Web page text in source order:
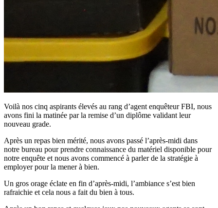
Voilà nos cinq aspirants élevés au rang d’agent enquêteur FBI, nous
avons fini la matinée par la remise d’un diplôme validant leur
nouveau grade.
Après un repas bien mérité, nous avons passé l’après-midi dans
notre bureau pour prendre connaissance du matériel disponible pour
notre enquête et nous avons commencé à parler de la stratégie à
employer pour la mener à bien.
Un gros orage éclate en fin d’après-midi, l’ambiance s’est bien
rafraichie et cela nous a fait du bien à tous.